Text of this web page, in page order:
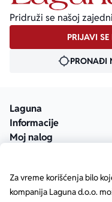
Za vreme korišćenja bilo
kompanija Laguna d.o.o.
Pridruži se našoj
PRIJAVI SE
PRONAĐI
Laguna
Informacije
Moj nalog